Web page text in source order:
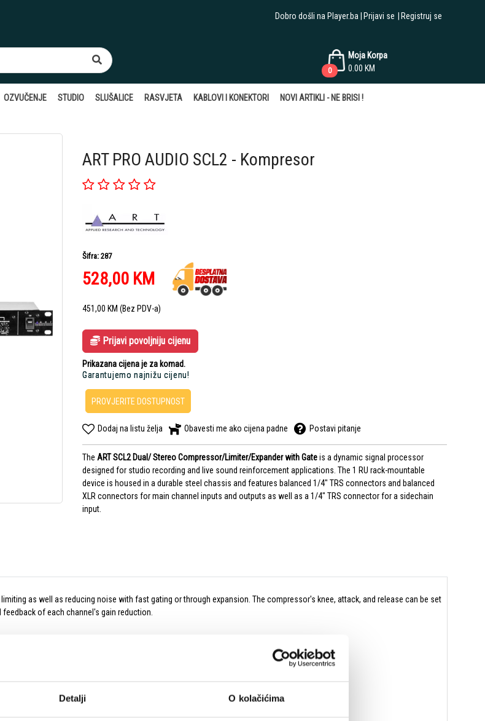
Detalji O kolačićima
Dobro došli na Player.ba Prijavi se Registruj se
Moja Korpa
0.00 KM
0
OZVUČENJE STUDIO SLUŠALICE RASVJETA KABLOVI I KONEKTORI NOVI ARTIKLI - NE BRISI !
ART PRO AUDIO SCL2 - Kompresor
Šifra: 287
528,00 KM
451,00 KM (Bez PDV-a)
Prijavi povoljniju cijenu
Prikazana cijena je za komad.
Garantujemo najnižu cijenu!
PROVJERITE DOSTUPNOST
Dodaj na listu želja Obavesti me ako cijena padne Postavi pitanje
The ART SCL2 Dual/ Stereo Compressor/Limiter/Expander with Gateis a dynamic signal processor
designed for studio recording and live sound reinforcement applications. The 1 RU rack-mountable
device is housed in a durable steel chassis and features balanced 1/4" TRS connectors and balanced
XLR connectors for main channel inputs and outputs as well as a 1/4" TRS connector for a sidechain
input.
as well as reducing noise with fast gating or through expansion. The compressor's knee, attack, and release can be set
feedback of each channel's gain reduction.